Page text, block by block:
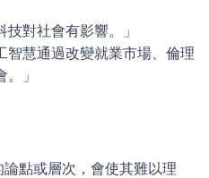
技對社會有影響。」
智慧通過改變就業市場、倫理
」
點或層次，會使其難以理